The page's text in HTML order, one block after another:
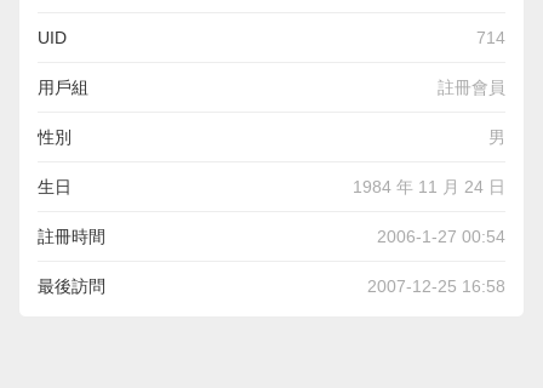
UID 714
用戶組 註冊會員
性別 男
生日 1984 年 11 月 24 日
註冊時間 2006-1-27 00:54
最後訪問 2007-12-25 16:58